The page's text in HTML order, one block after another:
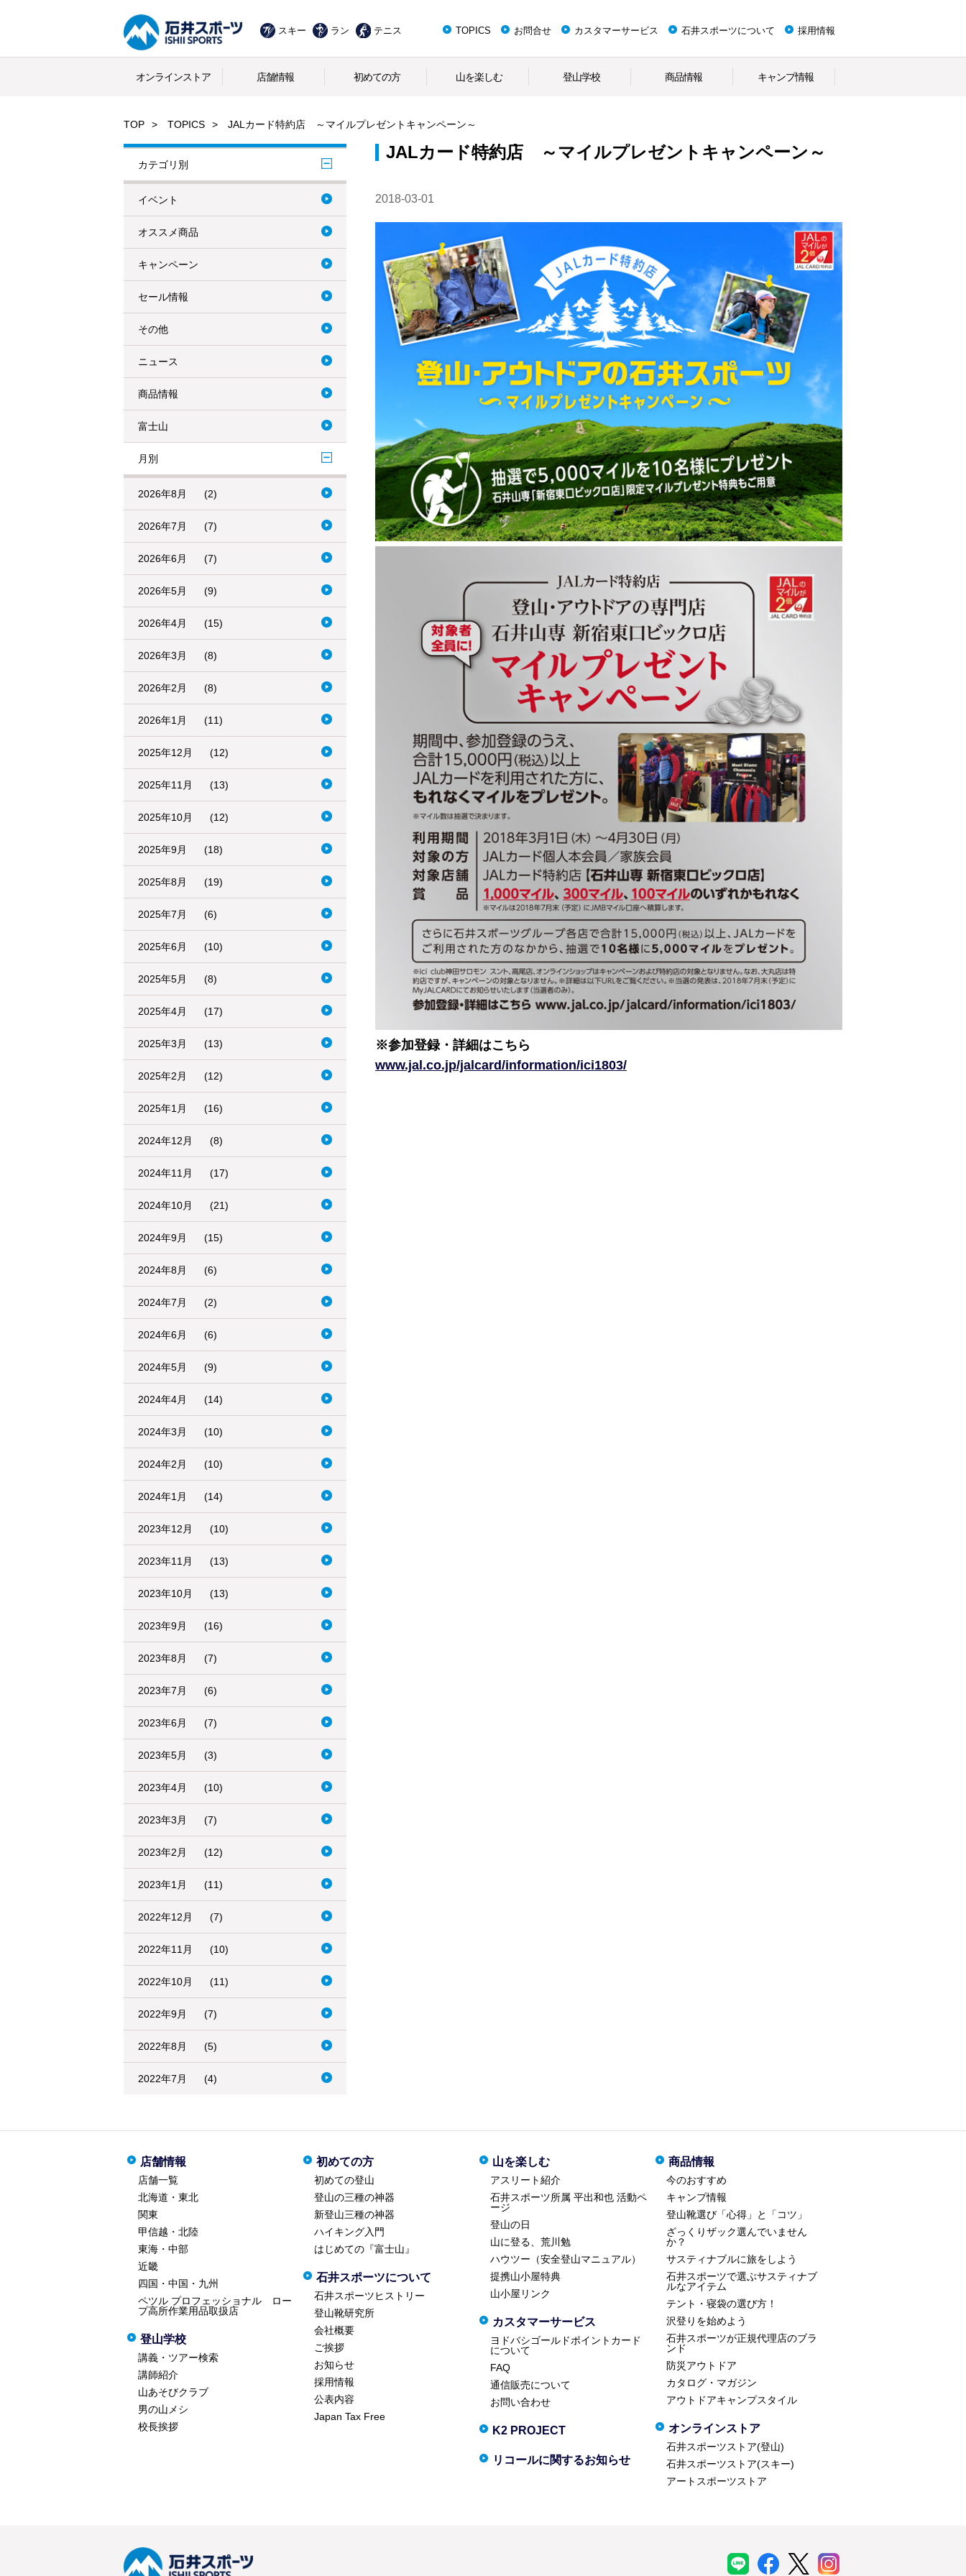
スキー ラン テニス TOPICS お問合せ カスタマーサービス 石井スポーツについて 採用情報
オンラインストア 店舗情報 初めての方 山を楽しむ 登山学校 商品情報 キャンプ情報
TOP TOPICS JALカード特約店 ～マイルプレゼントキャンペーン～
カテゴリ別
イベント
オススメ商品
キャンペーン
セール情報
その他
ニュース
商品情報
富士山
月別
2026年8月 (2)
2026年7月 (7)
2026年6月 (7)
2026年5月 (9)
2026年4月 (15)
2026年3月 (8)
2026年2月 (8)
2026年1月 (11)
2025年12月 (12)
2025年11月 (13)
2025年10月 (12)
2025年9月 (18)
2025年8月 (19)
2025年7月 (6)
2025年6月 (10)
2025年5月 (8)
2025年4月 (17)
2025年3月 (13)
2025年2月 (12)
2025年1月 (16)
2024年12月 (8)
2024年11月 (17)
2024年10月 (21)
2024年9月 (15)
2024年8月 (6)
2024年7月 (2)
2024年6月 (6)
2024年5月 (9)
2024年4月 (14)
2024年3月 (10)
2024年2月 (10)
2024年1月 (14)
2023年12月 (10)
2023年11月 (13)
2023年10月 (13)
2023年9月 (16)
2023年8月 (7)
2023年7月 (6)
2023年6月 (7)
2023年5月 (3)
2023年4月 (10)
2023年3月 (7)
2023年2月 (12)
2023年1月 (11)
2022年12月 (7)
2022年11月 (10)
2022年10月 (11)
2022年9月 (7)
2022年8月 (5)
2022年7月 (4)
JALカード特約店 ～マイルプレゼントキャンペーン～
2018-03-01
※参加登録・詳細はこちら
www.jal.co.jp/jalcard/information/ici1803/
店舗情報
店舗一覧
北海道・東北
関東
甲信越・北陸
東海・中部
近畿
四国・中国・九州
ペツル プロフェッショナル ロー
プ高所作業用品取扱店
登山学校
講義・ツアー検索
講師紹介
山あそびクラブ
男の山メシ
校長挨拶
初めての方
初めての登山
登山の三種の神器
新登山三種の神器
ハイキング入門
はじめての『富士山』
石井スポーツについて
石井スポーツヒストリー
登山靴研究所
会社概要
ご挨拶
お知らせ
採用情報
公表内容
Japan Tax Free
山を楽しむ
アスリート紹介
石井スポーツ所属 平出和也 活動ペ
ージ
登山の日
山に登る、荒川勉
ハウツー（安全登山マニュアル）
提携山小屋特典
山小屋リンク
カスタマーサービス
ヨドバシゴールドポイントカード
について
FAQ
通信販売について
お問い合わせ
K2 PROJECT
リコールに関するお知らせ
商品情報
今のおすすめ
キャンプ情報
登山靴選び「心得」と「コツ」
ざっくりザック選んでいません
か？
サスティナブルに旅をしよう
石井スポーツで選ぶサスティナブ
ルなアイテム
テント・寝袋の選び方！
沢登りを始めよう
石井スポーツが正規代理店のブラ
ンド
防災アウトドア
カタログ・マガジン
アウトドアキャンプスタイル
オンラインストア
石井スポーツストア(登山)
石井スポーツストア(スキー)
アートスポーツストア